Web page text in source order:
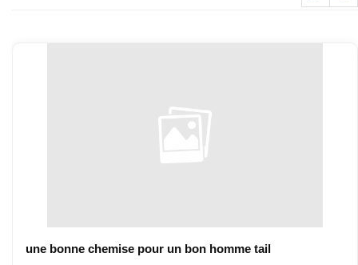
une bonne chemise pour un bon homme tail